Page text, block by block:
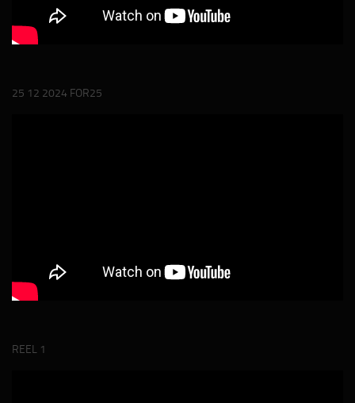
25 12 2024 FOR25
REEL 1